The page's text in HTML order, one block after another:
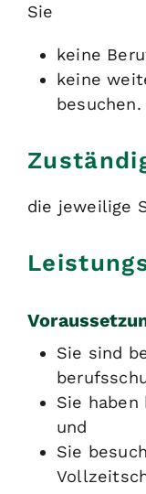
Sie
keine
keine
besuchen.
die jeweilige
Sie sind
Sie haben
und
Sie